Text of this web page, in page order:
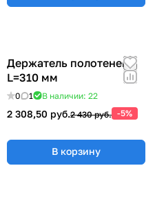
Держатель полотенец
L=310 мм
0 1 В наличии: 22
2 308,50 руб.2 430 руб. -5%
В корзину